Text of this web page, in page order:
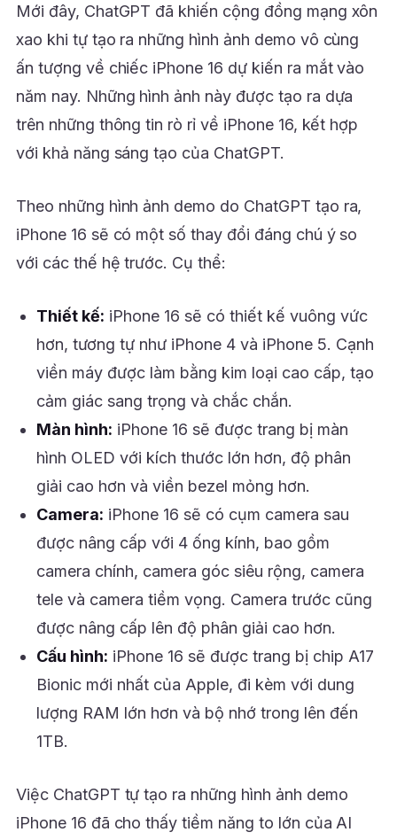
Mới đây, ChatGPT đã khiến cộng đồng mạng xôn
xao khi tự tạo ra những hình ảnh demo vô cùng
ấn tượng về chiếc iPhone 16 dự kiến ra mắt vào
năm nay. Những hình ảnh này được tạo ra dựa
trên những thông tin rò rỉ về iPhone 16, kết hợp
với khả năng sáng tạo của ChatGPT.
Theo những hình ảnh demo do ChatGPT tạo ra,
iPhone 16 sẽ có một số thay đổi đáng chú ý so
với các thế hệ trước. Cụ thể:
Thiết kế: iPhone 16 sẽ có thiết kế vuông vức
hơn, tương tự như iPhone 4 và iPhone 5. Cạnh
viền máy được làm bằng kim loại cao cấp, tạo
cảm giác sang trọng và chắc chắn.
Màn hình: iPhone 16 sẽ được trang bị màn
hình OLED với kích thước lớn hơn, độ phân
giải cao hơn và viền bezel mỏng hơn.
Camera: iPhone 16 sẽ có cụm camera sau
được nâng cấp với 4 ống kính, bao gồm
camera chính, camera góc siêu rộng, camera
tele và camera tiềm vọng. Camera trước cũng
được nâng cấp lên độ phân giải cao hơn.
Cấu hình: iPhone 16 sẽ được trang bị chip A17
Bionic mới nhất của Apple, đi kèm với dung
lượng RAM lớn hơn và bộ nhớ trong lên đến
1TB.
Việc ChatGPT tự tạo ra những hình ảnh demo
iPhone 16 đã cho thấy tiềm năng to lớn của AI